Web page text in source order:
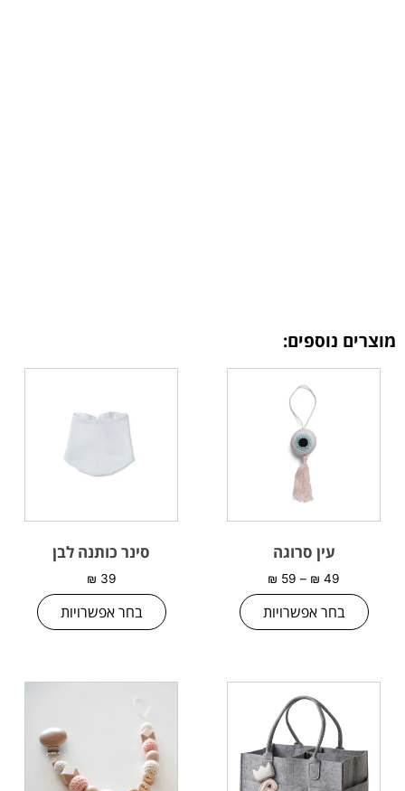
מוצרים נוספים:
עין סרוגה
₪ 49
–
₪ 59
בחר אפשרויות
סינר כותנה לבן
₪ 39
בחר אפשרויות